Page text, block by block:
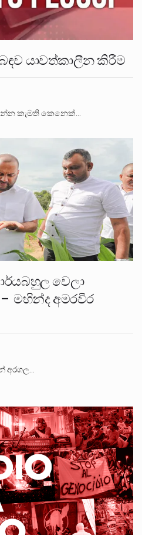
යාවත්කාලීන කිරීම
කැමති කෙනෙක්…
වෙලා
මහින්ද අමරවීර
අරගල…